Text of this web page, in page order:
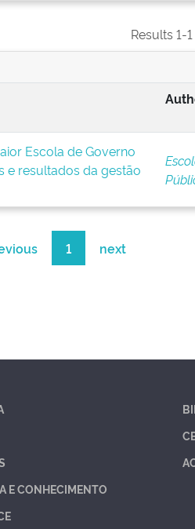
Results 1-
Escola de Governo
e resultados da gestão
1 next
E CONHECIMENTO